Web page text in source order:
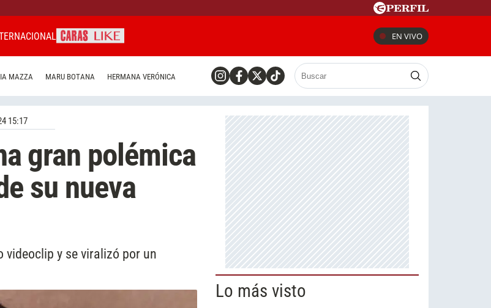
EN VIVO
MAZZA MARU BOTANA HERMANA VERÓNICA
15:17
gran polémica
su nueva
y se viralizó por un
Lo más visto